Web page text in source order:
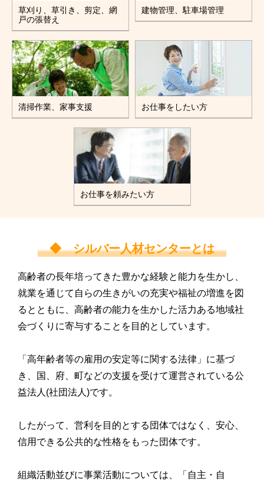
草刈り、草引き、剪定、網
戸の張替え
建物管理、駐車場管理
清掃作業、家事支援 お仕事をしたい方
お仕事を頼みたい方
◆ シルバー人材センターとは
高齢者の長年培ってきた豊かな経験と能力を生かし、
就業を通じて自らの生きがいの充実や福祉の増進を図
るとともに、高齢者の能力を生かした活力ある地域社
会づくりに寄与することを目的としています。
「高年齢者等の雇用の安定等に関する法律」に基づ
き、国、府、町などの支援を受けて運営されている公
益法人(社団法人)です。
したがって、営利を目的とする団体ではなく、安心、
信用できる公共的な性格をもった団体です。
組織活動並びに事業活動については、「自主・自